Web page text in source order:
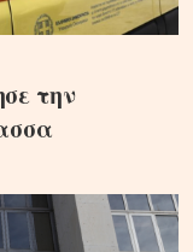
την